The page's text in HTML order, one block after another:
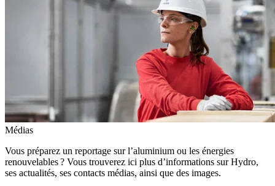
Médias
Vous préparez un reportage sur l’aluminium ou les énergies
renouvelables ? Vous trouverez ici plus d’informations sur Hydro,
ses actualités, ses contacts médias, ainsi que des images.